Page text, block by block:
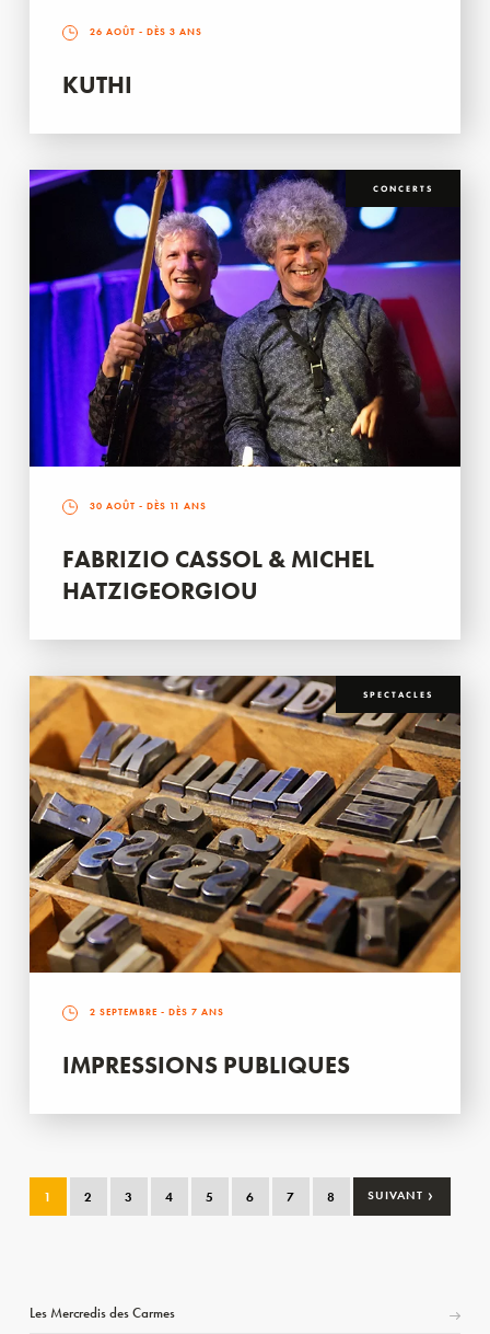
26 AOÛT - DÈS 3 ANS
KUTHI
CONCERTS
30 AOÛT - DÈS 11 ANS
FABRIZIO CASSOL & MICHEL
HATZIGEORGIOU
SPECTACLES
2 SEPTEMBRE - DÈS 7 ANS
IMPRESSIONS PUBLIQUES
1 2 3 4 5 6 7 8 SUIVANT ›
Les Mercredis des Carmes